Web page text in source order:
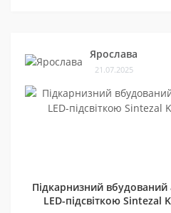
Ярослава
21.07.2025
Підкарнизний вбудований
LED-підсвіткою Sintezal